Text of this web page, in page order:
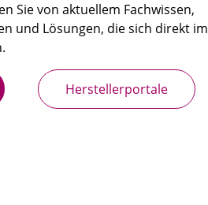
Sie von aktuellem Fachwissen,
und Lösungen, die sich direkt im
Herstellerportale